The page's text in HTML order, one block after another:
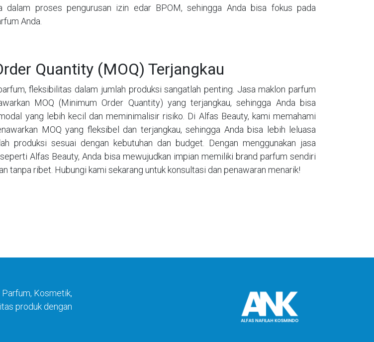
dalam proses pengurusan izin edar BPOM, sehingga Anda bisa fokus pada
Anda.
Quantity (MOQ) Terjangkau
fleksibilitas dalam jumlah produksi sangatlah penting. Jasa maklon parfum
MOQ (Minimum Order Quantity) yang terjangkau, sehingga Anda bisa
yang lebih kecil dan meminimalisir risiko. Di Alfas Beauty, kami memahami
MOQ yang fleksibel dan terjangkau, sehingga Anda bisa lebih leluasa
produksi sesuai dengan kebutuhan dan budget. Dengan menggunakan jasa
Alfas Beauty, Anda bisa mewujudkan impian memiliki brand parfum sendiri
tanpa ribet. Hubungi kami sekarang untuk konsultasi dan penawaran menarik!
Kosmetik,
produk dengan